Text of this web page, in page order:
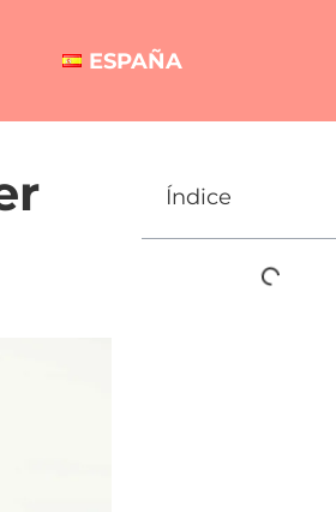
ESPAÑA
Índice